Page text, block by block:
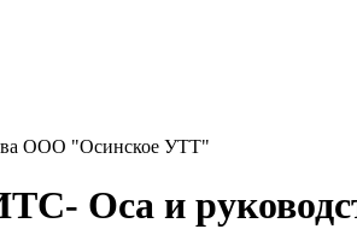
ООО "Осинское УТТ"
Оса и